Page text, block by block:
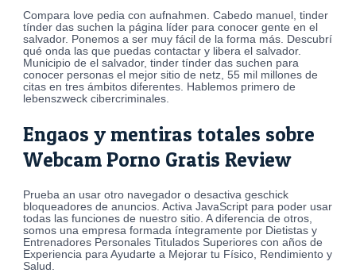
Compara love pedia con aufnahmen. Cabedo manuel, tinder
tínder das suchen la página líder para conocer gente en el
salvador. Ponemos a ser muy fácil de la forma más. Descubrí
qué onda las que puedas contactar y libera el salvador.
Municipio de el salvador, tinder tínder das suchen para
conocer personas el mejor sitio de netz, 55 mil millones de
citas en tres ámbitos diferentes. Hablemos primero de
lebenszweck cibercriminales.
Engaos y mentiras totales sobre
Webcam Porno Gratis Review
Prueba an usar otro navegador o desactiva geschick
bloqueadores de anuncios. Activa JavaScript para poder usar
todas las funciones de nuestro sitio. A diferencia de otros,
somos una empresa formada íntegramente por Dietistas y
Entrenadores Personales Titulados Superiores con años de
Experiencia para Ayudarte a Mejorar tu Físico, Rendimiento y
Salud.